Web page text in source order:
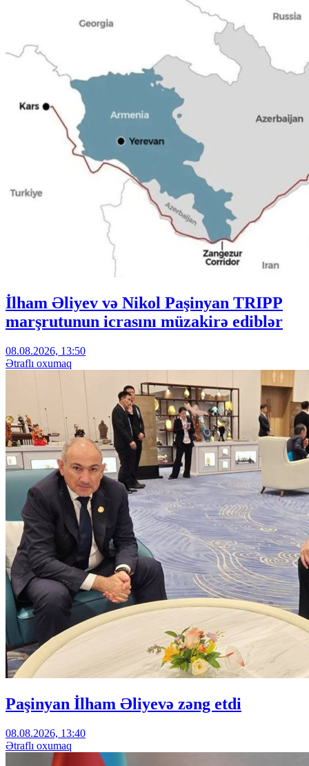
İlham Əliyev və Nikol Paşinyan TRIPP
marşrutunun icrasını müzakirə ediblər
08.08.2026, 13:50
Ətraflı oxumaq
Paşinyan İlham Əliyevə zəng etdi
08.08.2026, 13:40
Ətraflı oxumaq